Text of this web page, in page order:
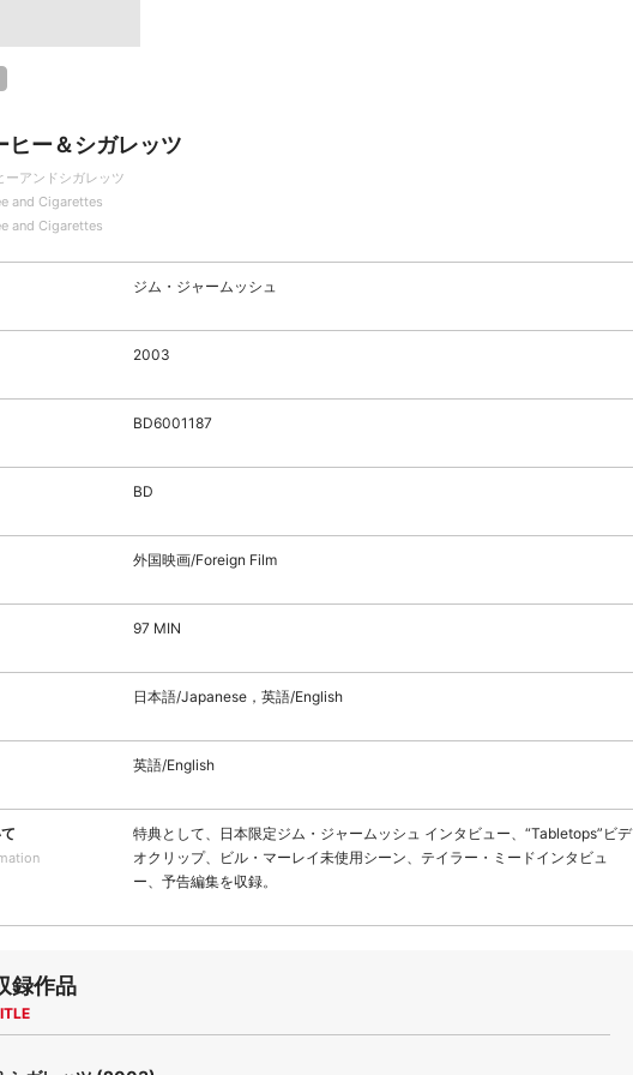
ヒー＆シガレッツ
ーアンドシガレッツ
and Cigarettes
and Cigarettes
ジム・ジャームッシュ
2003
BD6001187
BD
外国映画/Foreign Film
97 MIN
日本語/Japanese，英語/English
英語/English
特典として、日本限定ジム・ジャームッシュ インタビュー、“Tabletops”ビデ
オクリップ、ビル・マーレイ未使用シーン、テイラー・ミードインタビュ
ー、予告編集を収録。
録作品